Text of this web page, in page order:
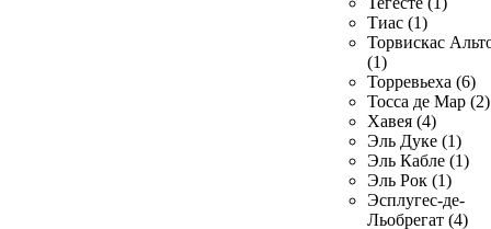
Тиас (1)
Торвискас
(1)
Торревьеха (6)
Тосса де Мар (2)
Хавея (4)
Эль Дуке (1)
Эль Кабле (1)
Эль Рок (1)
Эсплугес-де-
Льобрегат (4)